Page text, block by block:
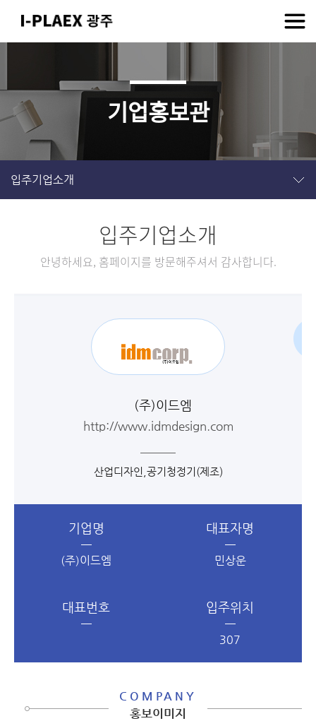
기업홍보관
입주기업소개
입주기업소개
안녕하세요, 홈페이지를 방문해주셔서 감사합니다.
(주)이드엠
http://www.idmdesign.com
산업디자인,공기청정기(제조)
기업명
(주)이드엠
대표자명
민상운
대표번호 입주위치
307
COMPANY
홍보이미지